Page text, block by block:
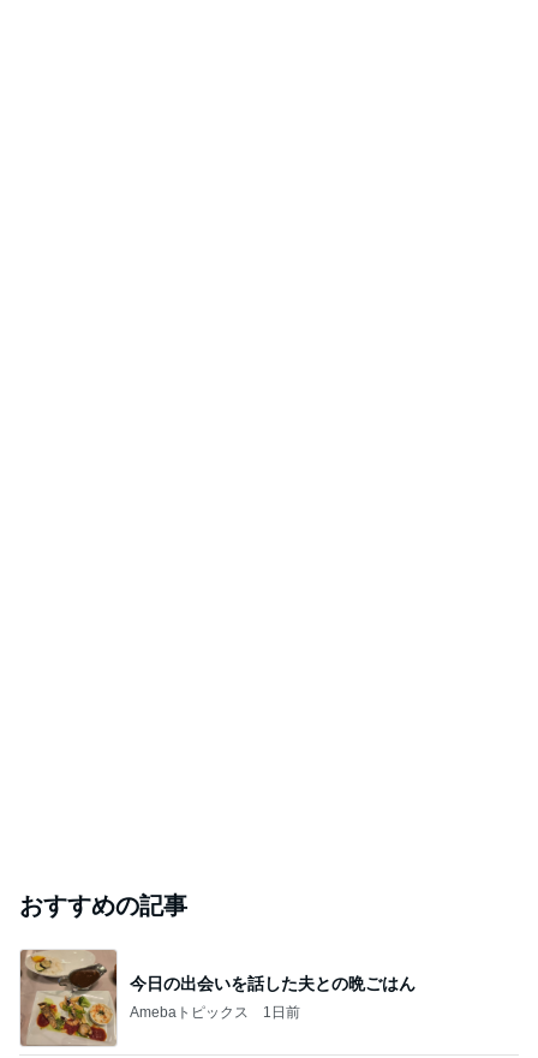
おすすめの記事
今日の出会いを話した夫との晩ごはん
Amebaトピックス 1日前